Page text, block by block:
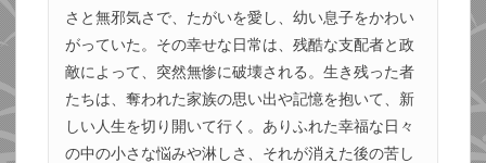
さと無邪気さで、たがいを愛し、幼い息子をかわい
がっていた。その幸せな日常は、残酷な支配者と政
敵によって、突然無惨に破壊される。生き残った者
たちは、奪われた家族の思い出や記憶を抱いて、新
しい人生を切り開いて行く。ありふれた幸福な日々
の中の小さな悩みや淋しさ、それが消えた後の苦し